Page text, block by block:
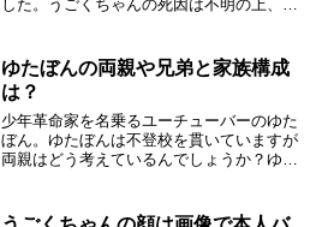
した。うごくちゃんの死因は不明の上、す
です。うごくちゃんは、何が原因でへらっ
たんでしょう...
ゆたぼんの両親や兄弟と家族構成
は？
少年革命家を名乗るユーチューバーのゆた
ぼん。ゆたぼんは不登校を貫いていますが
両親はどう考えているんでしょうか？ゆた
の両親は？ゆたぼんの両親は健在です。ゆ